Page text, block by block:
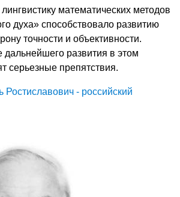
математических методов
духа» способствовало развитию
точности и объективности.
дальнейшего развития в этом
серьезные препятствия.
- российский